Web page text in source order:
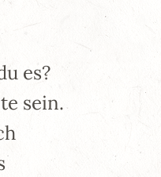
es?
sein.